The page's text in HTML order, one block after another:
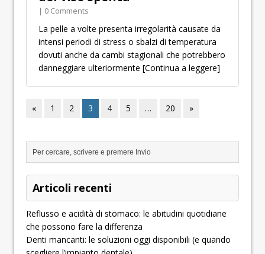
| 0 Comments
La pelle a volte presenta irregolarità causate da
intensi periodi di stress o sbalzi di temperatura
dovuti anche da cambi stagionali che potrebbero
danneggiare ulteriormente [Continua a leggere]
« 1 2 3 4 5 … 20 »
Articoli recenti
Reflusso e acidità di stomaco: le abitudini quotidiane
che possono fare la differenza
Denti mancanti: le soluzioni oggi disponibili (e quando